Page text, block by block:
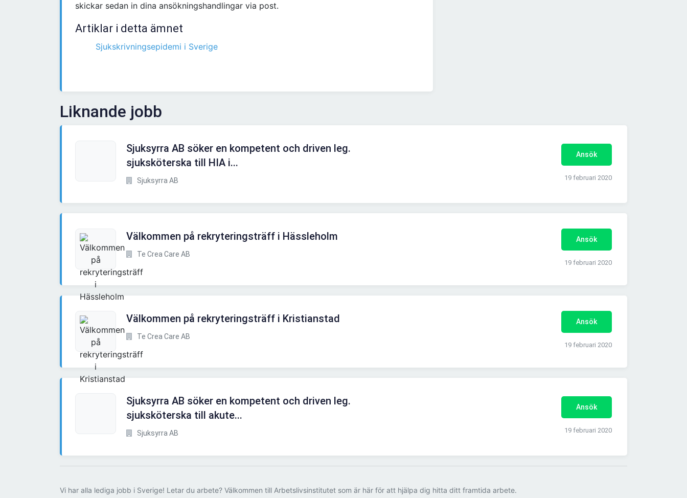
skickar sedan in dina ansökningshandlingar via post.
Artiklar i detta ämnet
Sjukskrivningsepidemi i Sverige
Liknande jobb
Sjuksyrra AB söker en kompetent och driven leg.
sjuksköterska till HIA i...
Sjuksyrra AB
Ansök
19 februari 2020
Välkommen på rekryteringsträff i Hässleholm
Te Crea Care AB
Ansök
19 februari 2020
Välkommen på rekryteringsträff i Kristianstad
Te Crea Care AB
Ansök
19 februari 2020
Sjuksyrra AB söker en kompetent och driven leg.
sjuksköterska till akute...
Sjuksyrra AB
Ansök
19 februari 2020
Vi har alla lediga jobb i Sverige! Letar du arbete? Välkommen till Arbetslivsinstitutet som är här för att hjälpa dig hitta ditt framtida arbete.